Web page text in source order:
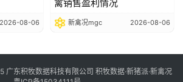
2026-08-06
禽销售盈利情况
新禽况mgc 2026-08-06
东积牧数据科技有限公司 积牧数据·新猪派·新禽况